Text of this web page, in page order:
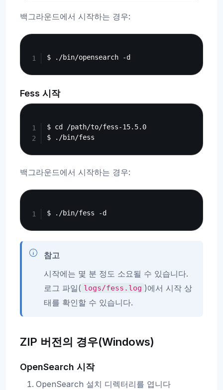
백그라운드에서 시작하는 경우:
Fess 시작
$ cd /path/to/fess-15.5.0
백그라운드에서 시작하는 경우:
참고
시작에는 몇 분 정도 소요될 수 있습니다.
로그 파일( logs/fess.log )에서 시작 상
태를 확인할 수 있습니다.
ZIP 버전의 경우(Windows)
OpenSearch 시작
OpenSearch 설치 디렉터리를 엽니다